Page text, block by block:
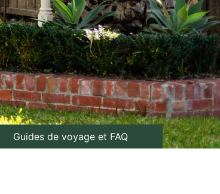
Guides de voyage et FAQ